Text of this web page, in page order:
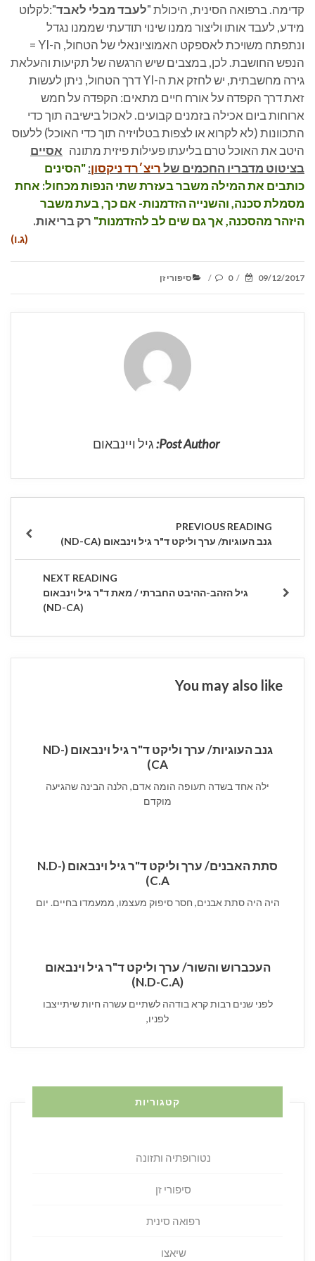
קדימה. ברפואה הסינית, היכולת "לעבד מבלי לאבד":לקלוט
מידע, לעבד אותו וליצור ממנו שינוי תודעתי שממנו נגדל
ונתפתח משויכת לאספקט האמוציונאלי של הטחול, ה-YI =
הנפש החושבת. לכן, במצבים שיש הרגשה של תקיעות והעלאת
גירה מחשבתית, יש לחזק את ה-YI דרך הטחול, ניתן לעשות
זאת דרך הקפדה על אורח חיים מתאים: הקפדה על חמש
ארוחות ביום אכילה בזמנים קבועים. לאכול בישיבה תוך כדי
התכוונות (לא לקרוא או לצפות בטלויזיה תוך כדי האוכל) ללעוס
היטב את האוכל טרם בליעתו פעילות פיזית מתונה אסיים
בציטוט מדבריו החכמים שלריצ׳רד ניקסון:"הסינים
כותבים את המילה משבר בעזרת שתי הנפות מכחול: אחת
מסמלת סכנה, והשנייה הזדמנות- אם כך, בעת משבר
היזהר מהסכנה, אך גם שים לב להזדמנות" רק בריאות.
(ג.ו)
POSTED
ON
09/12/2017
/
0
/
CATEGORIES
סיפורי זן
Post Author: גיל ויינבאום
PREVIOUS
גנב העוגיות/ ערך וליקט ד"ר גיל וינבאום (ND-CA)
NEXT
גיל הזהב-ההיבט החברתי / מאת ד"ר גיל וינבאום
(ND-CA)
You may also like
גנב העוגיות/ ערך וליקט ד"ר גיל וינבאום (ND-
CA)
ילה אחד בשדה תעופה הומה אדם, הלנה הבינה שהגיעה
מוקדם
סתת האבנים/ ערך וליקט ד"ר גיל וינבאום (N.D-
C.A)
היה היה סתת אבנים, חסר סיפוק מעצמו, ממעמדו בחיים. יום
העכברוש והשור/ ערך וליקט ד"ר גיל וינבאום
(N.D-C.A)
לפני שנים רבות קרא בודהה לשתיים עשרה חיות שיתייצבו
לפניו,
קטגוריות
נטורופתיה ותזונה
סיפורי זן
רפואה סינית
שיאצו